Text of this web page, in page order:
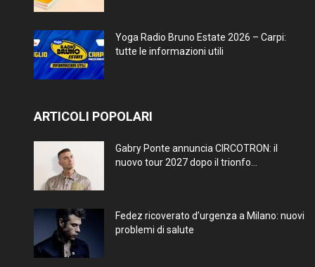
Yoga Radio Bruno Estate 2026 – Carpi:
tutte le informazioni utili
ARTICOLI POPOLARI
Gabry Ponte annuncia CIRCOTRON: il
nuovo tour 2027 dopo il trionfo...
Fedez ricoverato d’urgenza a Milano: nuovi
problemi di salute